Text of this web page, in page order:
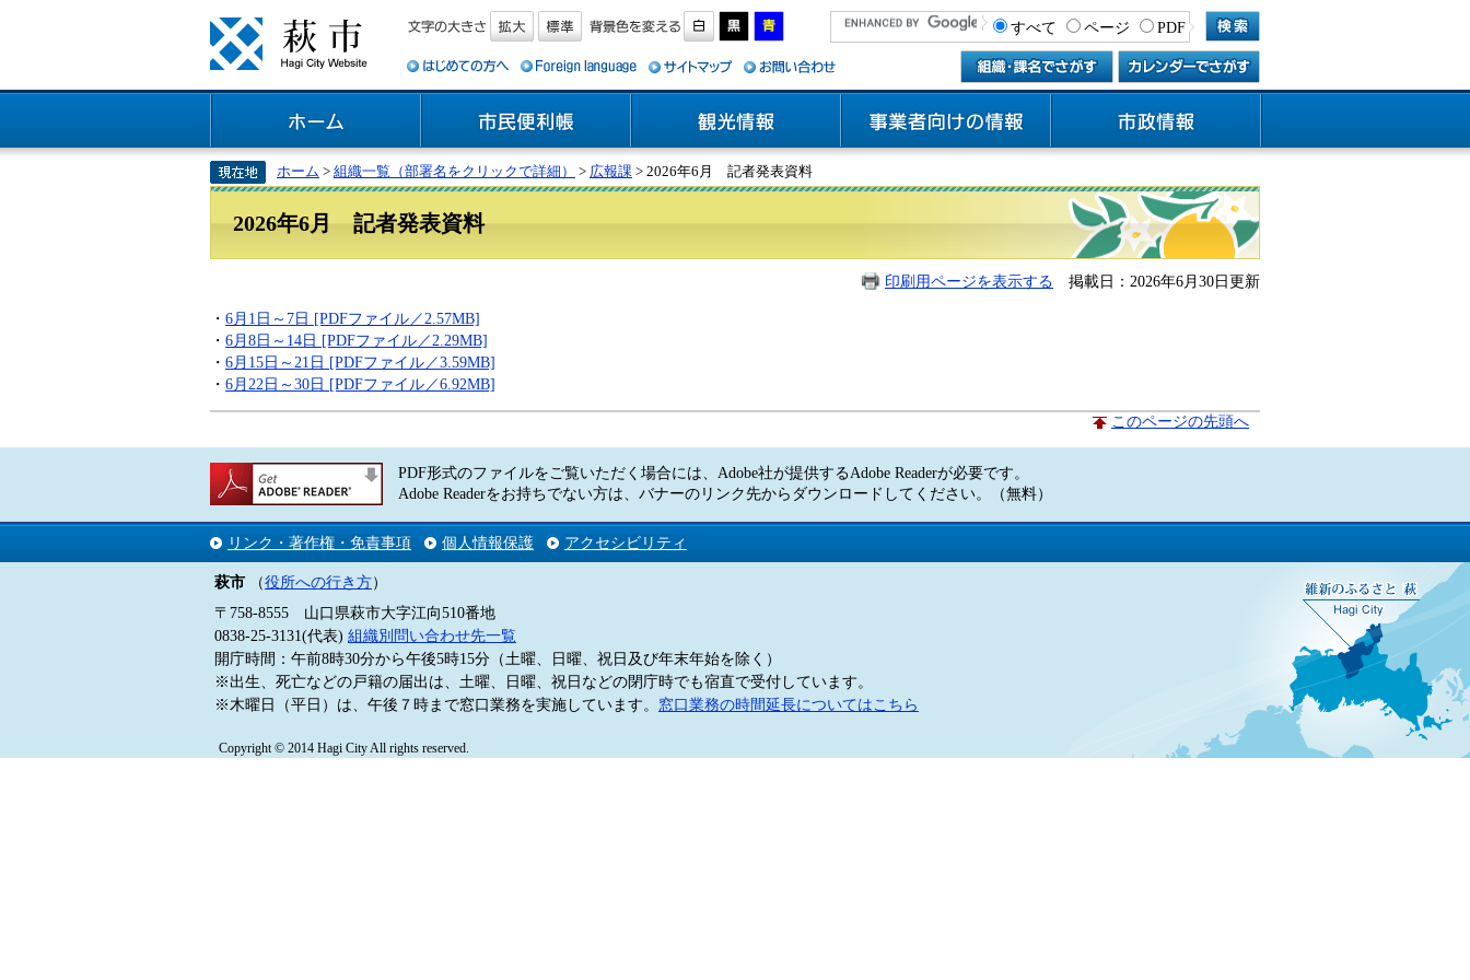
すべて ページ PDF
ホーム > 組織一覧（部署名をクリックで詳細） > 広報課 > 2026年6月 記者発表資料
2026年6月 記者発表資料
印刷用ページを表示する 掲載日：2026年6月30日更新
・ 6月1日～7日 [PDFファイル／2.57MB]
・ 6月8日～14日 [PDFファイル／2.29MB]
・ 6月15日～21日 [PDFファイル／3.59MB]
・ 6月22日～30日 [PDFファイル／6.92MB]
このページの先頭へ
PDF形式のファイルをご覧いただく場合には、Adobe社が提供するAdobe Readerが必要です。
Adobe Readerをお持ちでない方は、バナーのリンク先からダウンロードしてください。（無料）
リンク・著作権・免責事項 個人情報保護 アクセシビリティ
萩市 （役所への行き方）
〒758-8555 山口県萩市大字江向510番地
0838-25-3131(代表) 組織別問い合わせ先一覧
開庁時間：午前8時30分から午後5時15分（土曜、日曜、祝日及び年末年始を除く）
※出生、死亡などの戸籍の届出は、土曜、日曜、祝日などの閉庁時でも宿直で受付しています。
※木曜日（平日）は、午後７時まで窓口業務を実施しています。 窓口業務の時間延長についてはこちら
Copyright © 2014 Hagi City All rights reserved.